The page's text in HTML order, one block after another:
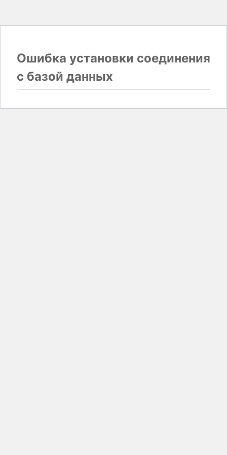
Ошибка установки соединения
с базой данных